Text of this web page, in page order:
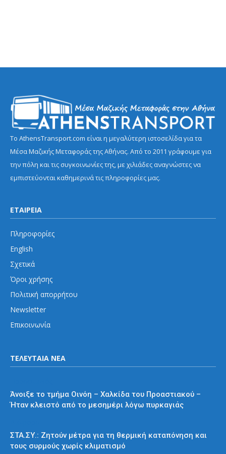
Το AthensTransport.com είναι η μεγαλύτερη ιστοσελίδα για τα
Μέσα Μαζικής Μεταφοράς της Αθήνας. Από το 2011 γράφουμε για
την πόλη και τις συγκοινωνίες της, με χιλιάδες αναγνώστες να
εμπιστεύονται καθημερινά τις πληροφορίες μας.
ΕΤΑΙΡΕΙΑ
Πληροφορίες
English
Σχετικά
Όροι χρήσης
Πολιτική απορρήτου
Newsletter
Επικοινωνία
ΤΕΛΕΥΤΑΙΑ ΝΕΑ
Άνοιξε το τμήμα Οινόη – Χαλκίδα του Προαστιακού –
Ήταν κλειστό από το μεσημέρι λόγω πυρκαγιάς
ΣΤΑ.ΣΥ.: Ζητούν μέτρα για τη θερμική καταπόνηση και
τους συρμούς χωρίς κλιματισμό